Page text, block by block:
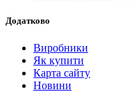
Додатково
Виробники
Як купити
Карта сайту
Новини